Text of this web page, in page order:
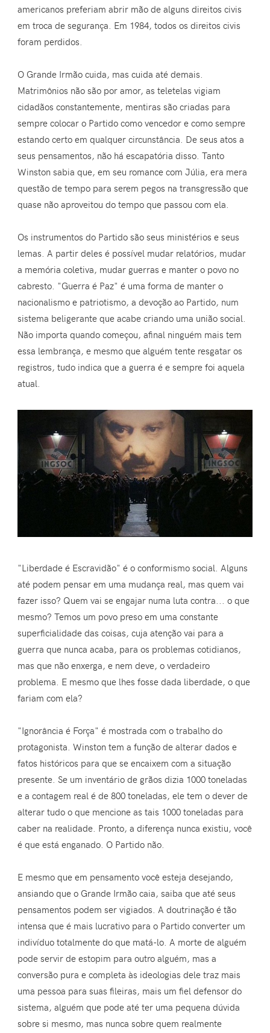
americanos preferiam abrir mão de alguns direitos civis
em troca de segurança. Em 1984, todos os direitos civis
foram perdidos.
O Grande Irmão cuida, mas cuida até demais.
Matrimônios não são por amor, as teletelas vigiam
cidadãos constantemente, mentiras são criadas para
sempre colocar o Partido como vencedor e como sempre
estando certo em qualquer circunstância. De seus atos a
seus pensamentos, não há escapatória disso. Tanto
Winston sabia que, em seu romance com Júlia, era mera
questão de tempo para serem pegos na transgressão que
quase não aproveitou do tempo que passou com ela.
Os instrumentos do Partido são seus ministérios e seus
lemas. A partir deles é possível mudar relatórios, mudar
a memória coletiva, mudar guerras e manter o povo no
cabresto. "Guerra é Paz" é uma forma de manter o
nacionalismo e patriotismo, a devoção ao Partido, num
sistema beligerante que acabe criando uma união social.
Não importa quando começou, afinal ninguém mais tem
essa lembrança, e mesmo que alguém tente resgatar os
registros, tudo indica que a guerra é e sempre foi aquela
atual.
"Liberdade é Escravidão" é o conformismo social. Alguns
até podem pensar em uma mudança real, mas quem vai
fazer isso? Quem vai se engajar numa luta contra... o que
mesmo? Temos um povo preso em uma constante
superficialidade das coisas, cuja atenção vai para a
guerra que nunca acaba, para os problemas cotidianos,
mas que não enxerga, e nem deve, o verdadeiro
problema. E mesmo que lhes fosse dada liberdade, o que
fariam com ela?
"Ignorância é Força" é mostrada com o trabalho do
protagonista. Winston tem a função de alterar dados e
fatos históricos para que se encaixem com a situação
presente. Se um inventário de grãos dizia 1000 toneladas
e a contagem real é de 800 toneladas, ele tem o dever de
alterar tudo o que mencione as tais 1000 toneladas para
caber na realidade. Pronto, a diferença nunca existiu, você
é que está enganado. O Partido não.
E mesmo que em pensamento você esteja desejando,
ansiando que o Grande Irmão caia, saiba que até seus
pensamentos podem ser vigiados. A doutrinação é tão
intensa que é mais lucrativo para o Partido converter um
indivíduo totalmente do que matá-lo. A morte de alguém
pode servir de estopim para outro alguém, mas a
conversão pura e completa às ideologias dele traz mais
uma pessoa para suas fileiras, mais um fiel defensor do
sistema, alguém que pode até ter uma pequena dúvida
sobre si mesmo, mas nunca sobre quem realmente